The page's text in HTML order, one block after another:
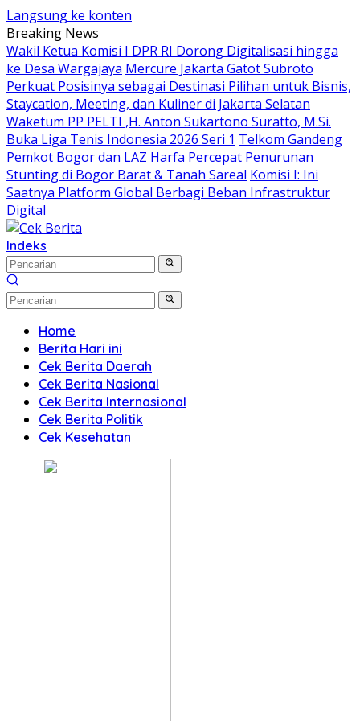
Langsung ke konten
Breaking News
Wakil Ketua Komisi I DPR RI Dorong Digitalisasi hingga
ke Desa Wargajaya Mercure Jakarta Gatot Subroto
Perkuat Posisinya sebagai Destinasi Pilihan untuk Bisnis,
Staycation, Meeting, dan Kuliner di Jakarta Selatan
Waketum PP PELTI ,H. Anton Sukartono Suratto, M.Si.
Buka Liga Tenis Indonesia 2026 Seri 1 Telkom Gandeng
Pemkot Bogor dan LAZ Harfa Percepat Penurunan
Stunting di Bogor Barat & Tanah Sareal Komisi I: Ini
Saatnya Platform Global Berbagi Beban Infrastruktur
Digital
Indeks
Home
Berita Hari ini
Cek Berita Daerah
Cek Berita Nasional
Cek Berita Internasional
Cek Berita Politik
Cek Kesehatan